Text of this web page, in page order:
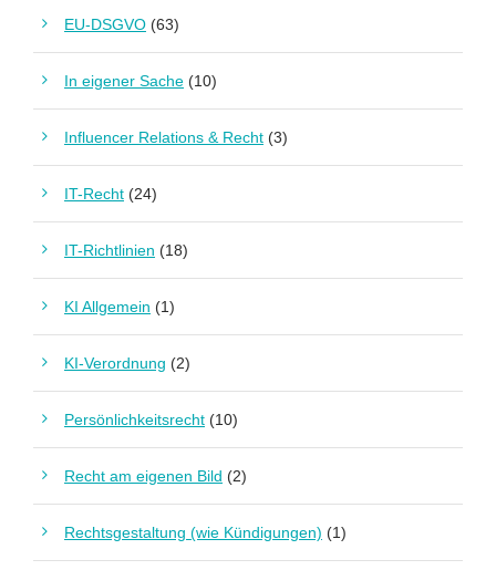
EU-DSGVO (63)
In eigener Sache (10)
Influencer Relations & Recht (3)
IT-Recht (24)
IT-Richtlinien (18)
KI Allgemein (1)
KI-Verordnung (2)
Persönlichkeitsrecht (10)
Recht am eigenen Bild (2)
Rechtsgestaltung (wie Kündigungen) (1)